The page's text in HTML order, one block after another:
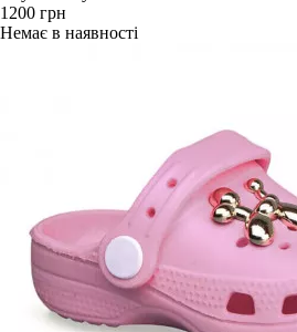
1200 грн
Немає в наявності